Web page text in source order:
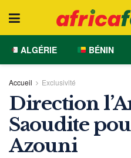
ALGÉRIE BÉNIN
Accueil Exclusivité
Direction
Saoudite
Azouni